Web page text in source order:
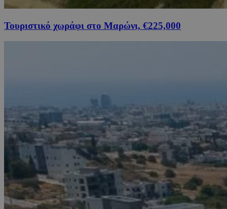
Τουριστικό χωράφι στο Μαρώνι, €225,000